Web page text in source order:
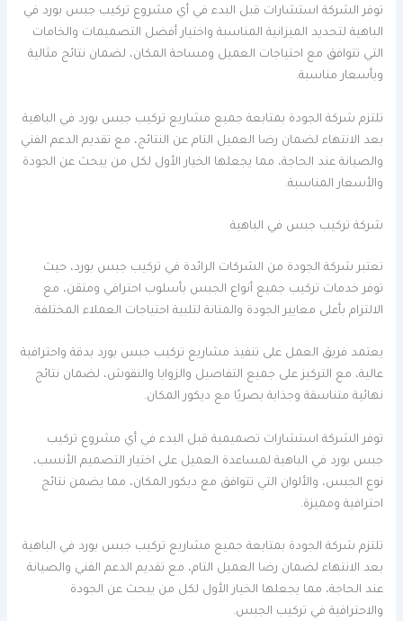
توفر الشركة استشارات قبل البدء في أي مشروع تركيب جبس بورد في
الباهية لتحديد الميزانية المناسبة واختيار أفضل التصميمات والخامات
التي تتوافق مع احتياجات العميل ومساحة المكان، لضمان نتائج مثالية
وبأسعار مناسبة.
تلتزم شركة الجودة بمتابعة جميع مشاريع تركيب جبس بورد في الباهية
بعد الانتهاء لضمان رضا العميل التام عن النتائج، مع تقديم الدعم الفني
والصيانة عند الحاجة، مما يجعلها الخيار الأول لكل من يبحث عن الجودة
والأسعار المناسبة.
شركة تركيب جبس في الباهية
تعتبر شركة الجودة من الشركات الرائدة في تركيب جبس بورد، حيث
توفر خدمات تركيب جميع أنواع الجبس بأسلوب احترافي ومتقن، مع
الالتزام بأعلى معايير الجودة والمتانة لتلبية احتياجات العملاء المختلفة.
يعتمد فريق العمل على تنفيذ مشاريع تركيب جبس بورد بدقة واحترافية
عالية، مع التركيز على جميع التفاصيل والزوايا والنقوش، لضمان نتائج
نهائية متناسقة وجذابة بصريًا مع ديكور المكان.
توفر الشركة استشارات تصميمية قبل البدء في أي مشروع تركيب
جبس بورد في الباهية لمساعدة العميل على اختيار التصميم الأنسب،
نوع الجبس، والألوان التي تتوافق مع ديكور المكان، مما يضمن نتائج
احترافية ومميزة.
تلتزم شركة الجودة بمتابعة جميع مشاريع تركيب جبس بورد في الباهية
بعد الانتهاء لضمان رضا العميل التام، مع تقديم الدعم الفني والصيانة
عند الحاجة، مما يجعلها الخيار الأول لكل من يبحث عن الجودة
والاحترافية في تركيب الجبس.